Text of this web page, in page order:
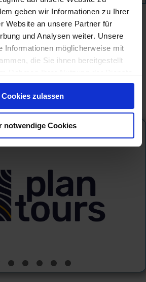
geben wir Informationen zu Ihrer
Website an unsere Partner für
und Analysen weiter. Unsere
Informationen möglicherweise mit
die Sie ihnen bereitgestellt
Cookies zulassen
notwendige Cookies